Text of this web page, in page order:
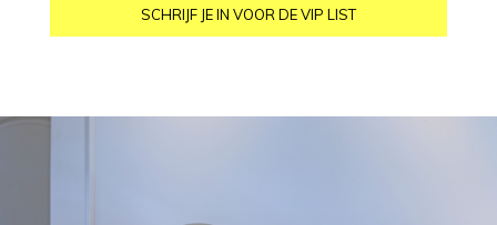
SCHRIJF JE IN VOOR DE VIP LIST